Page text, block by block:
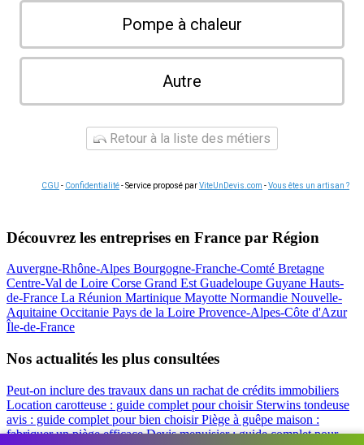
Pompe à chaleur
Autre
Retour à la liste des métiers
CGU - Confidentialité- Service proposé parViteUnDevis.com -Vous êtes un artisan ?
Découvrez les entreprises en France par Région
Auvergne-Rhône-Alpes Bourgogne-Franche-Comté Bretagne
Centre-Val de Loire Corse Grand EstGuadeloupe Guyane Hauts-
de-France La Réunion Martinique Mayotte Normandie Nouvelle-
Aquitaine Occitanie Pays de la Loire Provence-Alpes-Côte d'Azur
Île-de-France
Nos actualités les plus consultées
Peut-on inclure des travaux dans un rachat de crédits immobiliers
Location carotteuse : guide complet pour choisir Sterwins tondeuse
avis : guide complet pour bien choisirPiège à guêpe maison :
fabriquer un piège efficaceDevis menuisier : guide complet pour